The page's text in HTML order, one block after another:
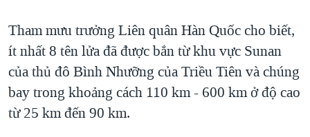
Tham mưu trưởng Liên quân Hàn Quốc cho biết,
ít nhất 8 tên lửa đã được bắn từ khu vực Sunan
của thủ đô Bình Nhưỡng của Triều Tiên và chúng
bay trong khoảng cách 110 km - 600 km ở độ cao
từ 25 km đến 90 km.